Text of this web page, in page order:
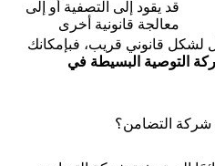
قد يقود إلى التصفية أو إلى
معالجة قانونية أخرى
لشكل قانوني قريب، فبإمكانك
التوصية البسيطة في
شركة التضامن؟